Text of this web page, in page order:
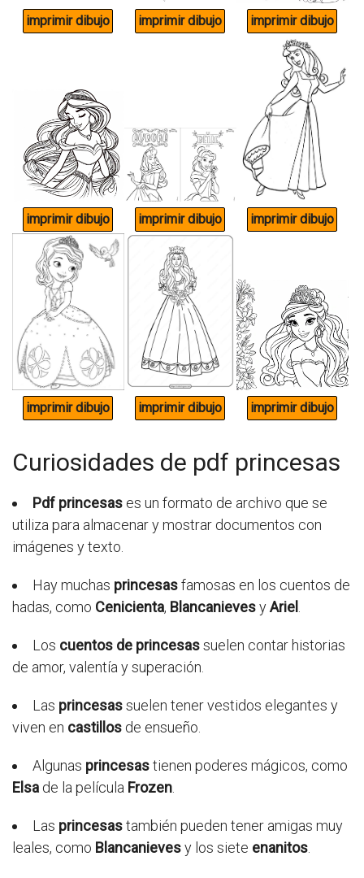
Curiosidades de pdf princesas
Pdf princesas es un formato de archivo que se
utiliza para almacenar y mostrar documentos con
imágenes y texto.
Hay muchas princesasfamosas en los cuentos de
hadas, como Cenicienta, BlancanievesyAriel
Los cuentos de princesassuelen contar historias
de amor, valentía y superación.
Las princesassuelen tener vestidos elegantes y
viven en castillos de ensueño.
Algunas princesastienen poderes mágicos, como
Elsa de la película Frozen
Las princesastambién pueden tener amigas muy
leales, como Blancanievesy los siete enanitos